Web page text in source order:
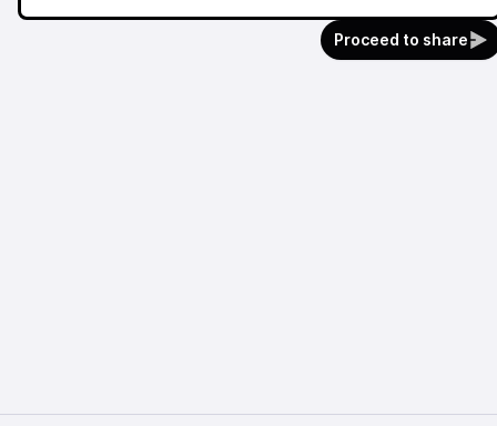
Proceed to share